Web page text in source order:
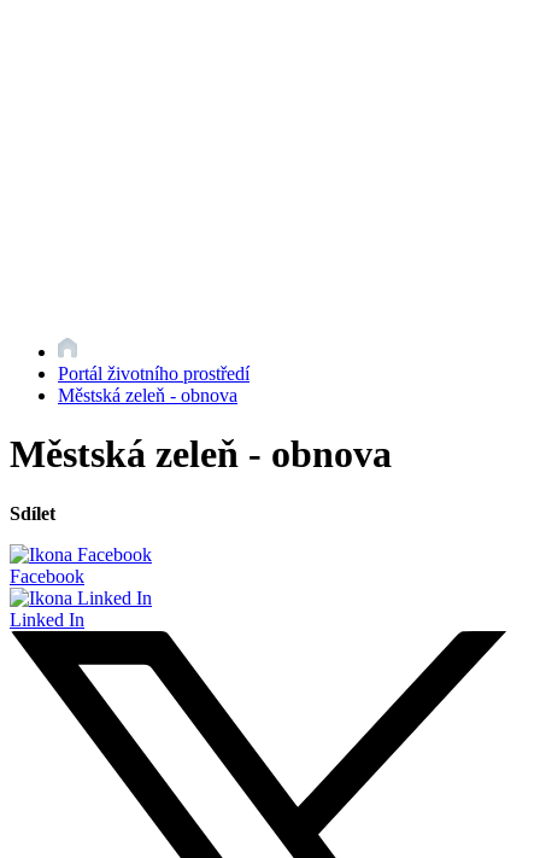
Portál životního prostředí
Městská zeleň - obnova
Městská zeleň - obnova
Sdílet
Facebook
Linked In